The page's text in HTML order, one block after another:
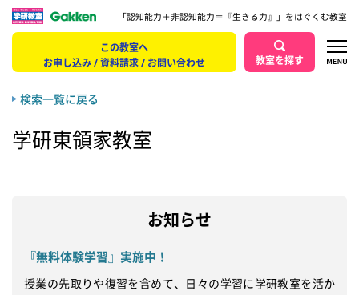
「認知能力＋非認知能力＝『生きる力』」をはぐくむ教室
この教室へ
お申し込み / 資料請求 / お問い合わせ
教室を探す
検索一覧に戻る
学研東領家教室
お知らせ
『無料体験学習』実施中！
授業の先取りや復習を含めて、日々の学習に学研教室を活か